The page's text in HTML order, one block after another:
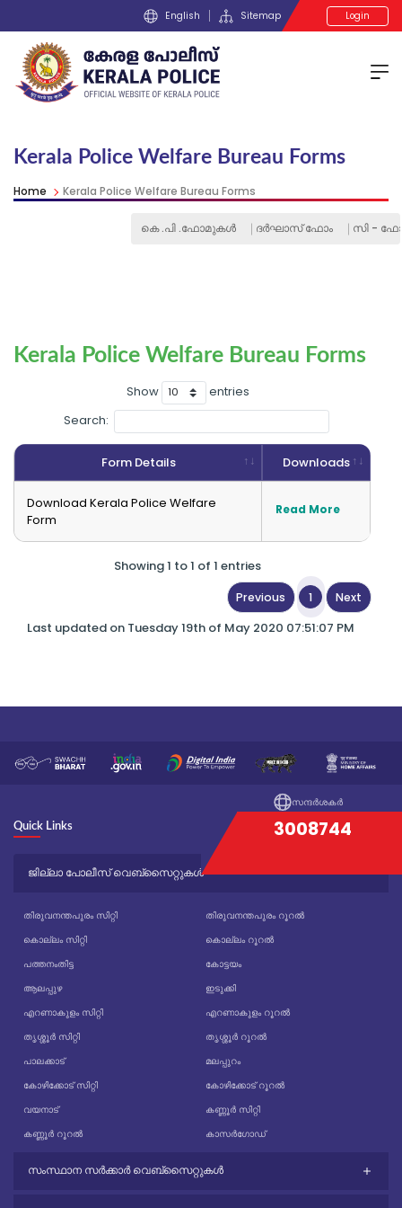
English Sitemap Login
Kerala Police Welfare Bureau Forms
Home Kerala Police Welfare Bureau Forms
കെ .പി .ഫോമുകള്‍ ദര്‍ഘാസ് ഫോം സി -
Kerala Police Welfare Bureau Forms
Show
entries
Search:
Form Details Downloads
Download Kerala Police Welfare
Form
Read More
Showing 1 to 1 of 1 entries
Previous 1 Next
Last updated on Tuesday 19th of May 2020 07:51:07 PM
സന്ദർശകർ
3008744
Quick Links
ജില്ലാ പോലീസ് വെബ്സൈറ്റുകൾ
തിരുവനന്തപുരം സിറ്റി
തിരുവനന്തപുരം റൂറൽ
കൊല്ലം സിറ്റി
കൊല്ലം റൂറൽ
പത്തനംതിട്ട
കോട്ടയം
ആലപ്പുഴ
ഇടുക്കി
എറണാകുളം സിറ്റി
എറണാകുളം റൂറൽ
തൃശ്ശൂർ സിറ്റി
തൃശ്ശൂർ റൂറൽ
പാലക്കാട്
മലപ്പുറം
കോഴിക്കോട് സിറ്റി
കോഴിക്കോട് റൂറൽ
വയനാട്
കണ്ണൂർ സിറ്റി
കണ്ണൂർ റൂറൽ
കാസർഗോഡ്
സംസ്ഥാന സർക്കാർ വെബ്സൈറ്റുകൾ